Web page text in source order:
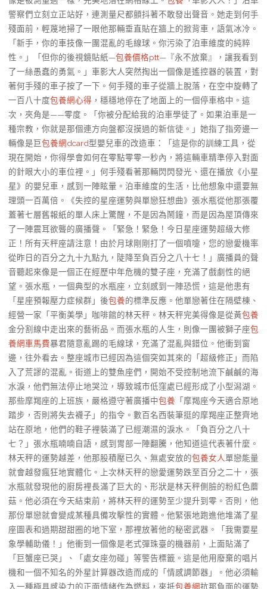
警察們立刻立正站好，連測量尺都顫抖著不敢發出聲音。她走到何手
殘面前，輕蔑地掃了一眼他那輛垂直貼在牆上的掀背車，語氣冰冷。
「新手，你的車技像一團混亂的毛線球。你污染了泊車維度的純粹
性。」「但你的後視鏡貼紙—包養價格ptt—『永不放棄』，讓我看到
了一絲愚蠢的勇氣。」車影大人突然掏出一個像是遙控器的裝置，對
著何手殘的車子按了一下。何手殘的車子從牆上脫落，在空中旋轉了
一百八十度包養網心得 ，穩穩地停在了地面上的一個停車格中。這
次，夾角是——零度。「你被分配給我的泊車學徒了。如果泊車是一
種宗教，你就是那個連方向盤都沒摸過的新信徒。」她指了指旁邊一
輛像是巨包養網dcard型嬰兒車的改造車：「這是你的訓練工具，從
現在開始，你得學會如何在零點零零一秒內，將這輛車精準停入對面
的針眼大小的車位裡。」何手殘看著那輛閃閃發光、還在播放《小星
星》的嬰兒車，感到一陣眩暈。泊車維度的生活，比他想象中還要無
理頭一百萬倍。《失控的星座運勢與單戀狂想曲》張水瓶從他那張覆
蓋著七層舊報紙的單人床上驚醒，不是因為鬧鐘，而是因為屋頂傳來
了一陣震耳欲聾的廣播聲。「緊急！緊急！今日星座運勢超級大修
正！所有天秤座請注意！由於月球剛剛打了一個噴嚏，您的戀愛機率
從昨日的百分之九十九點九，陡降至負百分之八十七！」廣播員的聲
音聽起來像是一個正在經歷中年危機的雙子座，充滿了戲劇性的絕
望。張水瓶，一個典型的水瓶座，立刻感到一陣恐慌，這是他患有
「星座預報壓力症候群」後包養的標準反應。他單戀著住在隔壁棟、
經營一家「平衡美學」咖啡館的林天秤。林天秤完美得像是從黃包養
金分割線中走出來的藝術品。而張水瓶的人生，則像一團被獅子座包
養網車馬費暴君隨意亂踢的毛線球，充滿了混亂與錯位。他衝到窗
邊，往外看去。整座城市已經因為這個突如其來的「超級修正」而陷
入了荒謬的混亂。街道上的雙魚座們，開始不受控制地流下鹹鹹的海
水淚，他們無法停止地哭泣，導致城市低窪處已經形成了小型潟湖。
那些摩羯座的上班族，嚴格遵守著廣播中包養 「摩羯座今天適合原地
踏步，否則將失去襪子」的指令。數百名西裝筆挺的摩羯座正整齊地
站在原地，他們的鞋子裡裝滿了已經潮濕的淚水。「負百分之八十
七？」張水瓶喃喃自語，感到胃部一陣翻騰，他知道這代表著什麼。
林天秤的運勢越差，他那股積壓已久、無處安放的包養女人 單戀能量
就會越發瘋狂地實體化。上次林天秤的戀愛運勢跌至百分之二十，張
水瓶就發現他的廚房裡長滿了巨大的、形狀是林天秤側臉的粉紅色蘑
菇。他必須在今天結束前，將林天秤的運勢至少提升到零。否則，他
那份單戀就會變成某種具備攻擊性的實體。他緊張地跑進他堆滿了星
座圖表和過期甜甜圈的地下室，那裡放著他的秘密武器。「我需要星
象學輔助儀！」他衝到一個像是老式彈珠臺的機器前，上面貼滿了
「巨蟹座已哭」、「處女座勿碰」等警告標籤。這是他用廢棄的唱片
機和一個不知名的外星計算器改造而成的「情感調節器」。他必須輸
入一種極具感染力的正面情緒作為燃料，來抵包養網抗那負面的運勢